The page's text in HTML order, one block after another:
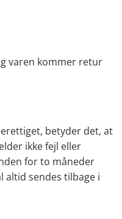
varen kommer retur
betyder det, at
ikke fejl eller
for to måneder
sendes tilbage i